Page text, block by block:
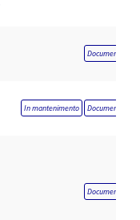
In mantenimento